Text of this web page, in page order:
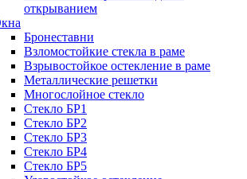
открыванием
Бронеставни
Взломостойкие стекла в раме
Взрывостойкое остекление в раме
Металлические решетки
Многослойное стекло
Стекло БР1
Стекло БР2
Стекло БР3
Стекло БР4
Стекло БР5